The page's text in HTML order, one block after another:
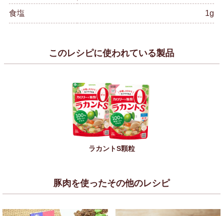
食塩 1g
このレシピに使われている製品
ラカントS顆粒
豚肉を使ったその他のレシピ